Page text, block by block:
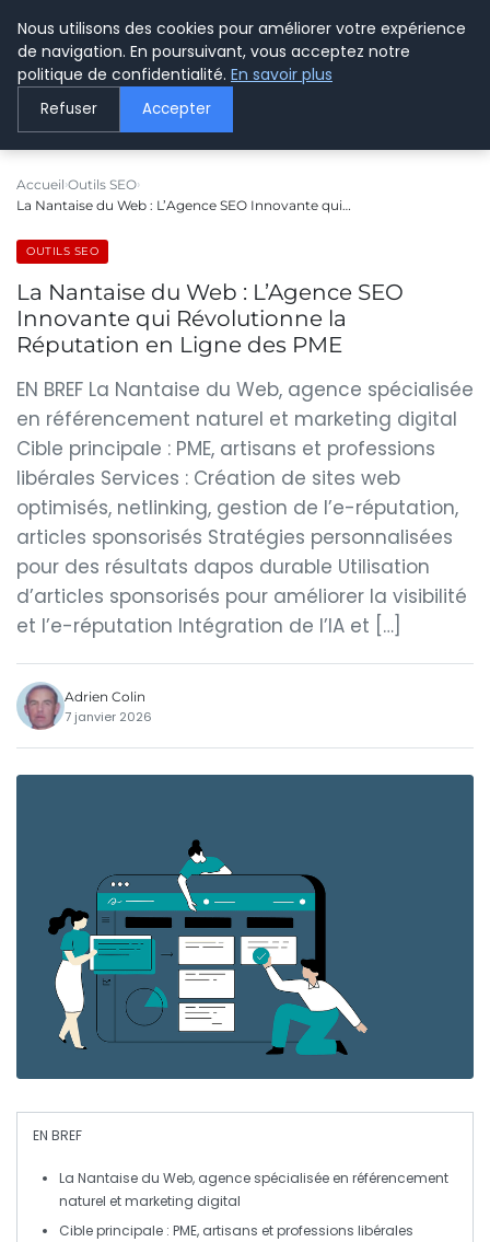
LE WEBMARKETING
Accueil Outils SEO
La Nantaise du Web : L’Agence SEO Innovante qui…
OUTILS SEO
La Nantaise du Web : L’Agence SEO
Innovante qui Révolutionne la
Réputation en Ligne des PME
EN BREF La Nantaise du Web, agence spécialisée
en référencement naturel et marketing digital
Cible principale : PME, artisans et professions
libérales Services : Création de sites web
optimisés, netlinking, gestion de l’e-réputation,
articles sponsorisés Stratégies personnalisées
pour des résultats dapos durable Utilisation
d’articles sponsorisés pour améliorer la visibilité
et l’e-réputation Intégration de l’IA et […]
Adrien Colin
7 janvier 2026
EN BREF
La Nantaise du Web, agence spécialisée en référencement
naturel etmarketing digital
Cible principale : PME, artisans et professions libérales
Nous utilisons des cookies pour améliorer votre expérience
de navigation. En poursuivant, vous acceptez notre
politique de confidentialité. En savoir plus
Refuser Accepter